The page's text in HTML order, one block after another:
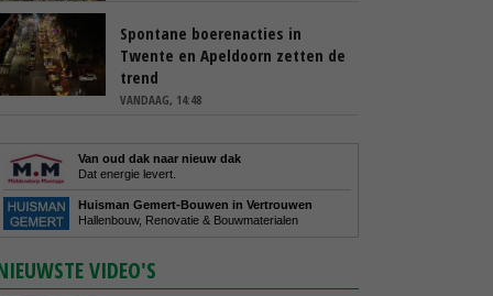
Spontane boerenacties in
Twente en Apeldoorn zetten de
trend
VANDAAG, 14:48
Van oud dak naar nieuw dak
Dat energie levert.
Huisman Gemert-Bouwen in Vertrouwen
Hallenbouw, Renovatie & Bouwmaterialen
VIDEO'S